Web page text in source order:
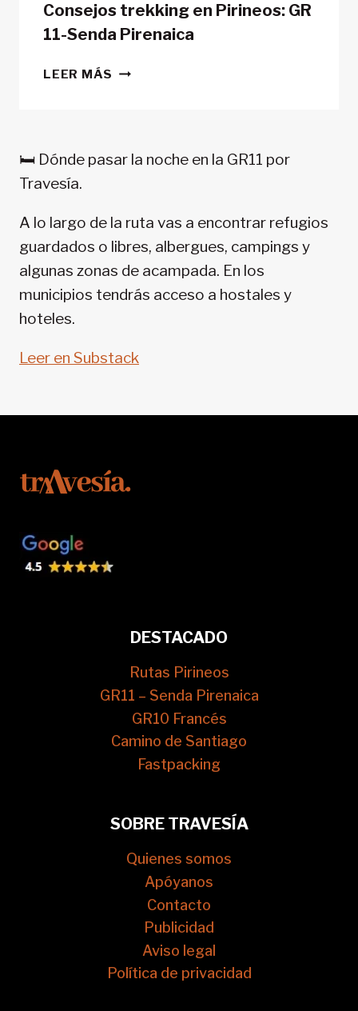
Consejos trekking en Pirineos: GR
11-Senda Pirenaica
LEER MÁS CONSEJOS
11-
🛏️ Dónde pasar la noche en la GR11 por
Travesía.
A lo largo de la ruta vas a encontrar refugios
guardados o libres, albergues, campings y
algunas zonas de acampada. En los
municipios tendrás acceso a hostales y
hoteles.
Leer en Substack
DESTACADO
Rutas Pirineos
GR11 – Senda Pirenaica
GR10 Francés
Camino de Santiago
Fastpacking
SOBRE TRAVESÍA
Quienes somos
Apóyanos
Contacto
Publicidad
Aviso legal
Política de privacidad